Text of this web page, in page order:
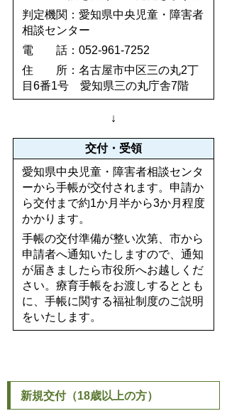
判定機関：愛知県中央児童・障害者
相談センター
電 話：052-961-7252
住 所：名古屋市中区三の丸2丁
目6番1号 愛知県三の丸庁舎7階
↓
交付・受領
愛知県中央児童・障害者相談センタ
ーから手帳が交付されます。申請か
ら交付まで約1か月半から3か月程度
かかります。
手帳の交付準備が整い次第、市から
申請者へ通知いたしますので、通知
が届きましたら市役所へお越しくだ
さい。療育手帳をお渡しするととも
に、手帳に関する福祉制度のご説明
をいたします。
新規交付（18歳以上の方）